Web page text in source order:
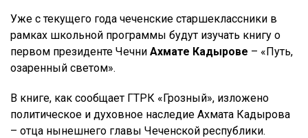
Уже с текущего года чеченские старшеклассники в
рамках школьной программы будут изучать книгу о
первом президенте Чечни Ахмате Кадырове – «Путь,
озаренный светом».
В книге, как сообщает ГТРК «Грозный», изложено
политическое и духовное наследие Ахмата Кадырова
– отца нынешнего главы Чеченской республики.